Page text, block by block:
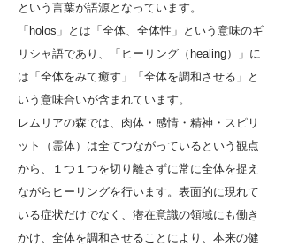
という言葉が語源となっています。
「holos」とは「全体、全体性」という意味のギ
リシャ語であり、「ヒーリング（healing）」に
は「全体をみて癒す」「全体を調和させる」と
いう意味合いが含まれています。
レムリアの森では、肉体・感情・精神・スピリ
ット（霊体）は全てつながっているという観点
から、１つ１つを切り離さずに常に全体を捉え
ながらヒーリングを行います。表面的に現れて
いる症状だけでなく、潜在意識の領域にも働き
かけ、全体を調和させることにより、本来の健